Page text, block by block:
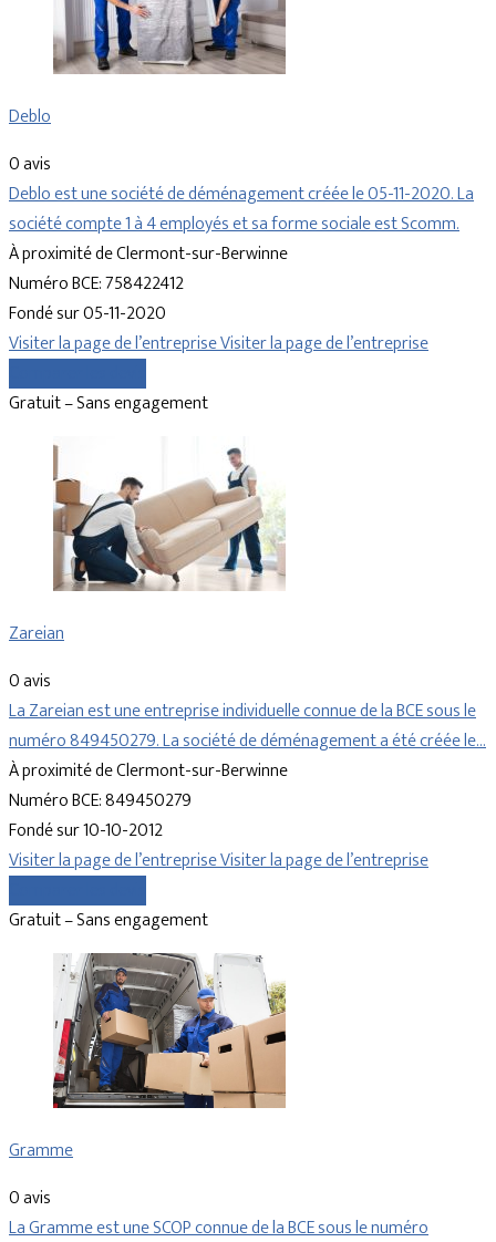
Deblo
0 avis
Deblo est une société de déménagement créée le 05-11-2020. La
société compte 1 à 4 employés et sa forme sociale est Scomm.
À proximité de Clermont-sur-Berwinne
Numéro BCE: 758422412
Fondé sur 05-11-2020
Visiter la page de l’entrepriseVisiter la page de l’entreprise
Gratuit – Sans engagement
Zareian
0 avis
La Zareian est une entreprise individuelle connue de la BCE sous le
numéro 849450279. La société de déménagement a été créée le…
À proximité de Clermont-sur-Berwinne
Numéro BCE: 849450279
Fondé sur 10-10-2012
Visiter la page de l’entrepriseVisiter la page de l’entreprise
Gratuit – Sans engagement
Gramme
0 avis
La Gramme est une SCOP connue de la BCE sous le numéro